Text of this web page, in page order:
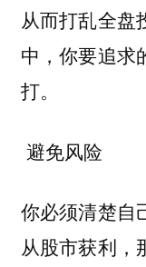
从而打乱全盘
中，你要追求
打。
避免风险
你必须清楚自
从股市获利，